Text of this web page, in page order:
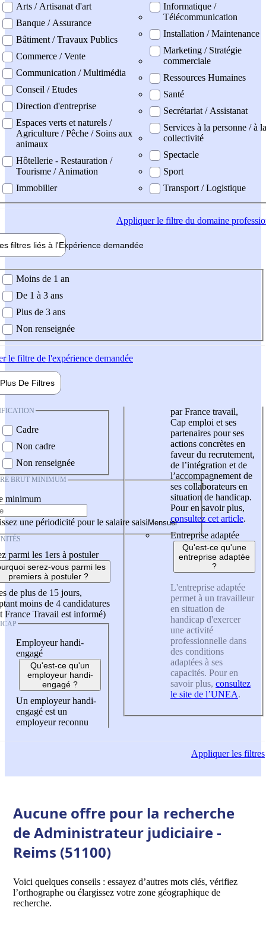
Arts / Artisanat d'art
Banque / Assurance
Bâtiment / Travaux Publics
Commerce / Vente
Communication / Multimédia
Conseil / Etudes
Direction d'entreprise
Espaces verts et naturels /
Agriculture / Pêche / Soins aux
animaux
Hôtellerie - Restauration /
Tourisme / Animation
Immobilier
Informatique /
Télécommunication
Installation / Maintenance
Marketing / Stratégie
commerciale
Ressources Humaines
Santé
Secrétariat / Assistanat
Services à la personne / à la
collectivité
Spectacle
Sport
Transport / Logistique
Appliquerle filtre du domaine
filtres liés à l'Expérience demandée
demandée
Moins de 1 an
De 1 à 3 ans
Plus de 3 ans
Non renseignée
le filtre de l'expérience demandée
Plus De Filtres
Cadre
Non cadre
Non renseignée
BRUT MINIMUM
minimum
une périodicité pour le salaire saisi
parmi les 1ers à postuler
serez-vous parmi les
premiers à postuler ?
de plus de 15 jours,
moins de 4 candidatures
France Travail est informé)
Employeur handi-
engagé
Qu'est-ce qu'un
employeur handi-
engagé ?
Un employeur handi-
engagé est un
employeur reconnu
par France travail,
Cap emploi et ses
partenaires pour ses
actions concrètes en
faveur du recrutement,
de l’intégration et de
l’accompagnement de
ses collaborateurs en
situation de handicap.
Pour en savoir plus,
consultez cet article.
Entreprise adaptée
Qu'est-ce qu'une
entreprise adaptée
?
L'entreprise adaptée
permet à un travailleur
en situation de
handicap d'exercer
une activité
professionnelle dans
des conditions
adaptées à ses
capacités. Pour en
savoir plus, consultez
le site de l’UNEA.
Appliquerles filtres
Aucune offre pour la recherche
de Administrateur judiciaire -
Reims (51100)
Voici quelques conseils : essayez d’autres mots clés, vérifiez
l’orthographe ou élargissez votre zone géographique de
recherche.